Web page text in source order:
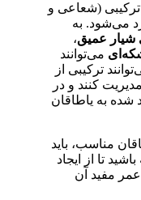
(شعاعی و
می‌شود. به
شیار عمیق،
می‌توانند
ترکیبی از
کنند و در
شده به یاطاقان
مناسب، باید
تا از ایجاد
مفید آن